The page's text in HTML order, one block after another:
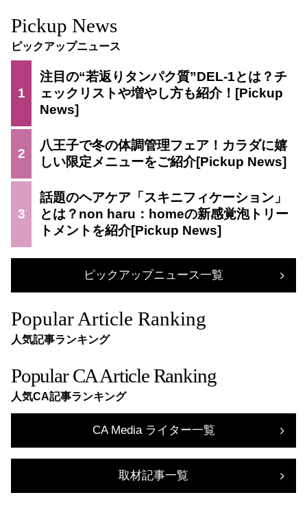
Pickup News
ピックアップニュース
1
注目の“若返りタンパク質”DEL-1とは？チ
ェックリストや増やし方も紹介！
2
八王子で冬の体調管理フェア！カラダに嬉
しい限定メニューをご紹介
3
話題のヘアケア「スキニフィケーション」
とは？non haru：homeの新感覚泡トリー
トメントを紹介
ピックアップニュース一覧
Popular Article Ranking
人気記事ランキング
Popular CA Article Ranking
人気CA記事ランキング
CA Media ライター一覧
取材記事一覧